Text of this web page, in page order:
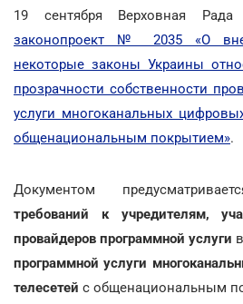
19 сентября Верховная Рада
законопроект № 2035 «О
некоторые законы Украины
прозрачности собственности
услуги многоканальных
общенациональным покрытием».
Документом
требований к учредителям,
провайдеров программной услуги
программной услуги
телесетей с общенациональным